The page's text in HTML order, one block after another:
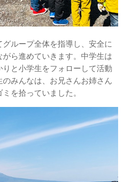
ループ全体を指導し、安全に
ら進めていきます。中学生は
と小学生をフォローして活動
みんなは、お兄さんお姉さん
を拾っていました。